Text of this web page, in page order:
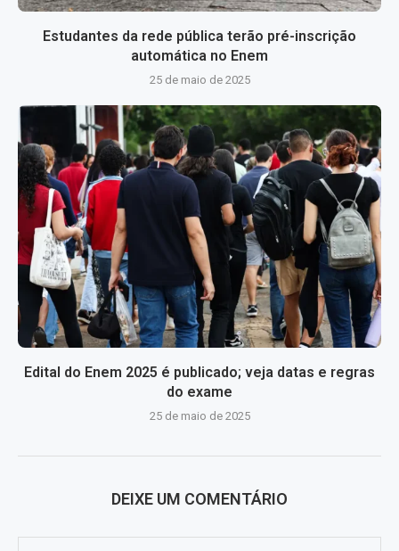
Estudantes da rede pública terão pré-inscrição
automática no Enem
25 de maio de 2025
Edital do Enem 2025 é publicado; veja datas e regras
do exame
25 de maio de 2025
DEIXE UM COMENTÁRIO